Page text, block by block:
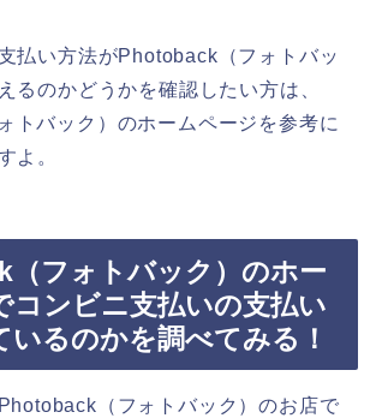
払い方法がPhotoback（フォトバッ
るのかどうかを確認したい方は、
トバック）のホームページを参考に
よ。
（フォトバック）のホー
コンビニ支払いの支払い
いるのかを調べてみる！
（フォトバック）のお店で